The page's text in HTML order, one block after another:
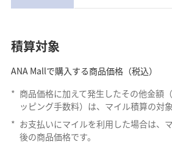
積算対象
ANA Mallで購入する商品価格（税込）
* 商品価格に加えて発生したその他金額
ッピング手数料）は、マイル積算の対象
* お支払いにマイルを利用した場合は、
後の商品価格です。